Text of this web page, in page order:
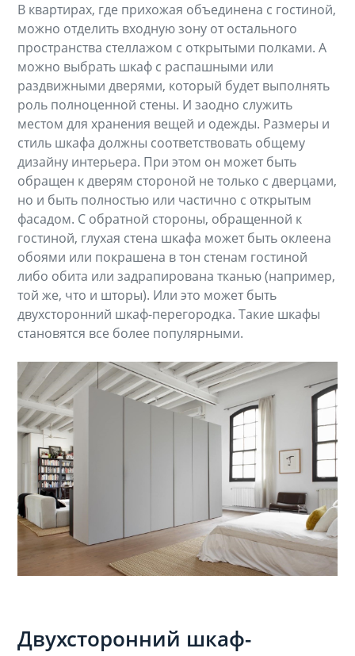
В квартирах, где прихожая объединена с гостиной,
можно отделить входную зону от остального
пространства стеллажом с открытыми полками. А
можно выбрать шкаф с распашными или
раздвижными дверями, который будет выполнять
роль полноценной стены. И заодно служить
местом для хранения вещей и одежды. Размеры и
стиль шкафа должны соответствовать общему
дизайну интерьера. При этом он может быть
обращен к дверям стороной не только с дверцами,
но и быть полностью или частично с открытым
фасадом. С обратной стороны, обращенной к
гостиной, глухая стена шкафа может быть оклеена
обоями или покрашена в тон стенам гостиной
либо обита или задрапирована тканью (например,
той же, что и шторы). Или это может быть
двухсторонний шкаф-перегородка. Такие шкафы
становятся все более популярными.
Двухсторонний шкаф-